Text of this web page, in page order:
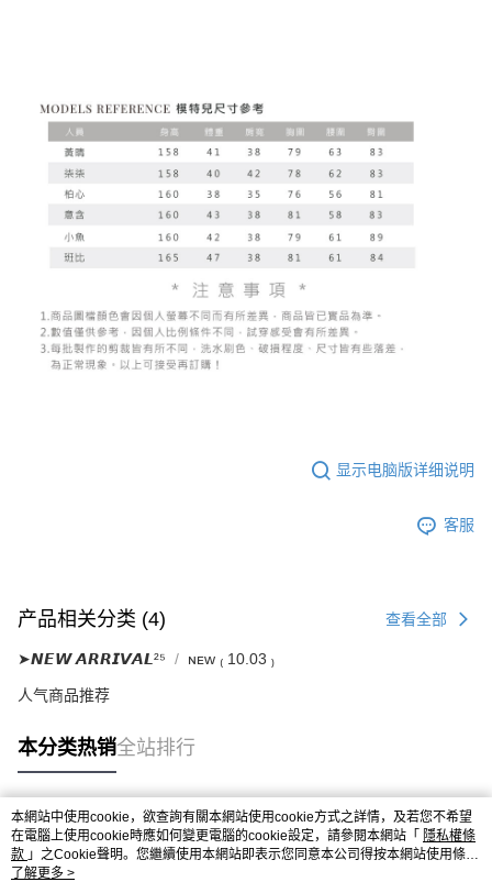
显示电脑版详细说明
客服
产品相关分类 (4) 查看全部
➤𝙉𝙀𝙒 𝘼𝙍𝙍𝙄𝙑𝘼𝙇²⁵ ɴᴇᴡ ₍ 10.03 ₎
人气商品推荐
本分类热销全站排行
热门标签
本網站中使用cookie，欲查詢有關本網站使用cookie方式之詳情，及若您不希望
在電腦上使用cookie時應如何變更電腦的cookie設定，請參閱本網站「 隱私權條
款 」之Cookie聲明。您繼續使用本網站即表示您同意本公司得按本網站使用條款
之Cookie聲明使用cookie。
了解更多 >